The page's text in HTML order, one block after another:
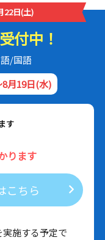
22日(土)
付中！
/国語
月19日(水)
す
ります
こちら
施する予定で